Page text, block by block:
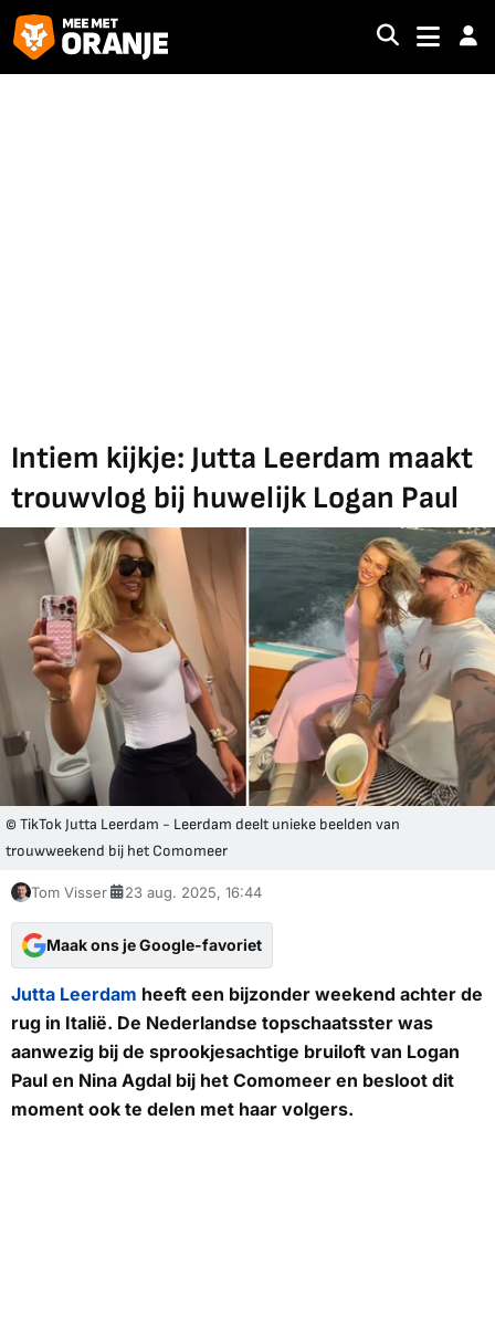
Intiem kijkje: Jutta Leerdam maakt
trouwvlog bij huwelijk Logan Paul
© TikTok Jutta Leerdam - Leerdam deelt unieke beelden van
trouwweekend bij het Comomeer
Tom Visser 23 aug. 2025, 16:44
Maak ons je Google-favoriet
Jutta Leerdam heeft een bijzonder weekend achter de
rug in Italië. De Nederlandse topschaatsster was
aanwezig bij de sprookjesachtige bruiloft van Logan
Paul en Nina Agdal bij het Comomeer en besloot dit
moment ook te delen met haar volgers.